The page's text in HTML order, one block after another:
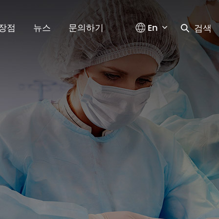
점 뉴스 문의하기 En 검색